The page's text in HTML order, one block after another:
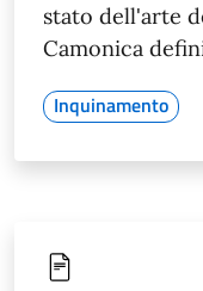
stato dell'arte
Camonica
Inquinamento